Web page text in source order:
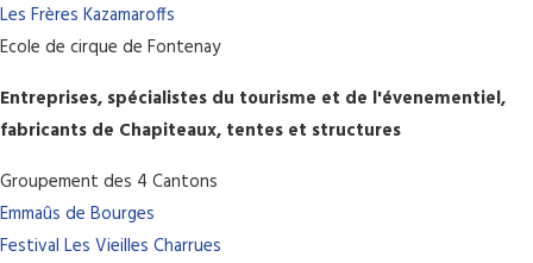
Les Frères Kazamaroffs
Ecole de cirque de Fontenay
Entreprises, spécialistes du tourisme et de l'évenementiel,
fabricants de Chapiteaux, tentes et structures
Groupement des 4 Cantons
Emmaûs de Bourges
Festival Les Vieilles Charrues